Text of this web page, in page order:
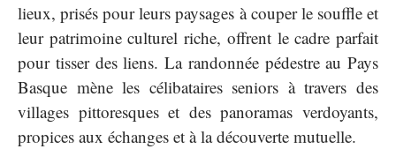
lieux, prisés pour leurs paysages à couper le souffle et
leur patrimoine culturel riche, offrent le cadre parfait
pour tisser des liens. La randonnée pédestre au Pays
Basque mène les célibataires seniors à travers des
villages pittoresques et des panoramas verdoyants,
propices aux échanges et à la découverte mutuelle.